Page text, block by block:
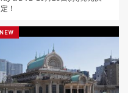
定！